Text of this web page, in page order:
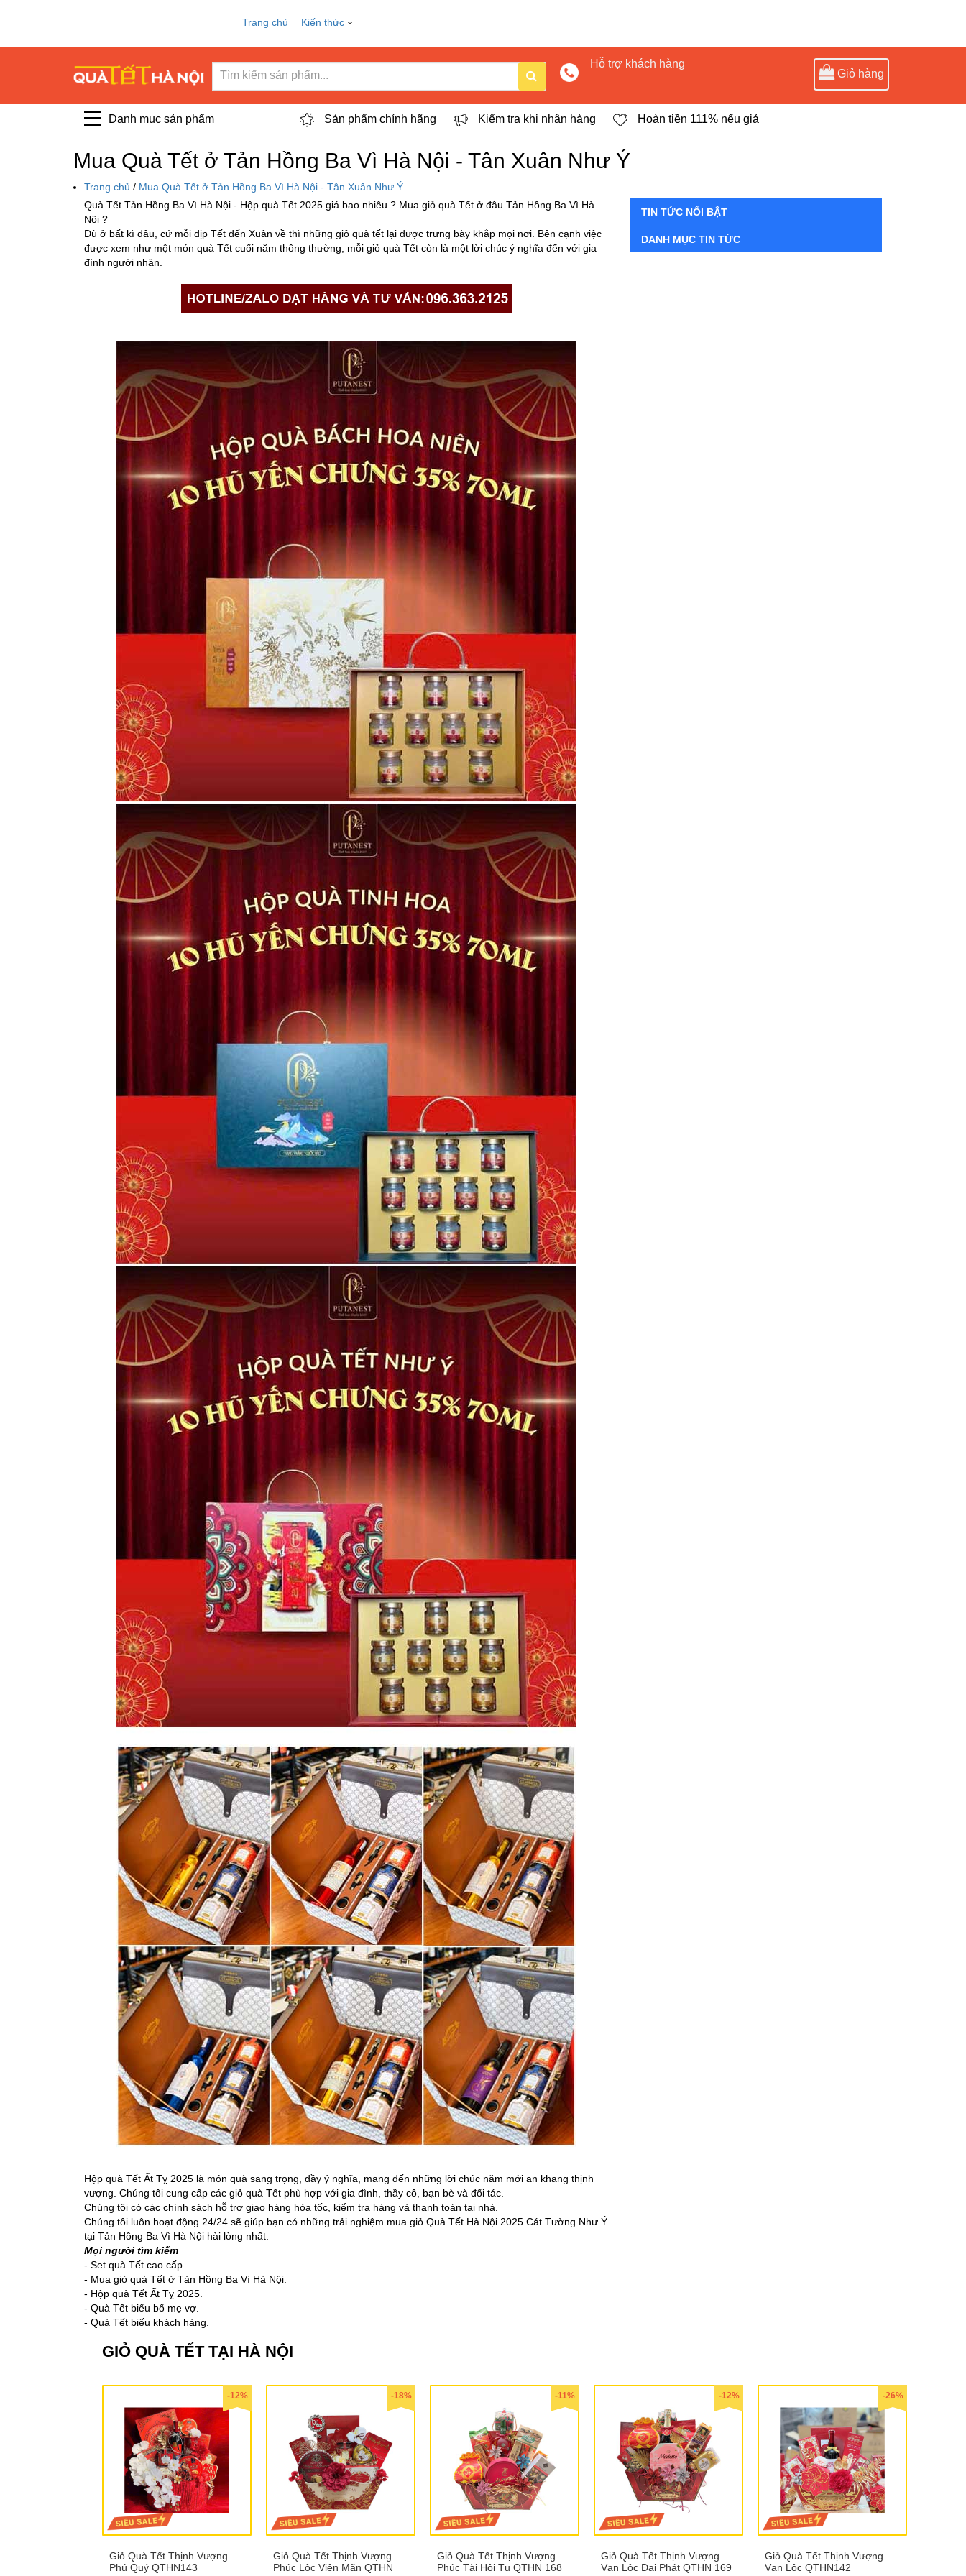
Trang chủ Kiến thức
Hỗ trợ khách hàng
Giỏ hàng
Danh mục sản phẩm Sản phẩm chính hãng Kiểm tra khi nhận hàng Hoàn tiền 111% nếu giả
Mua Quà Tết ở Tản Hồng Ba Vì Hà Nội - Tân Xuân Như Ý
Trang chủ / Mua Quà Tết ở Tản Hồng Ba Vì Hà Nội - Tân Xuân Như Ý
Quà Tết Tản Hồng Ba Vì Hà Nội - Hộp quà Tết 2025 giá bao nhiêu ? Mua giỏ quà Tết ở đâu Tản Hồng Ba Vì Hà
Nội ?
Dù ở bất kì đâu, cứ mỗi dịp Tết đến Xuân về thì những giỏ quà tết lại được trưng bày khắp mọi nơi. Bên cạnh việc
được xem như một món quà Tết cuối năm thông thường, mỗi giỏ quà Tết còn là một lời chúc ý nghĩa đến với gia
đình người nhận.
Hộp quà Tết Ất Tỵ 2025 là món quà sang trọng, đầy ý nghĩa, mang đến những lời chúc năm mới an khang thịnh
vượng. Chúng tôi cung cấp các giỏ quà Tết phù hợp với gia đình, thầy cô, bạn bè và đối tác.
Chúng tôi có các chính sách hỗ trợ giao hàng hỏa tốc, kiểm tra hàng và thanh toán tại nhà.
Chúng tôi luôn hoạt động 24/24 sẽ giúp bạn có những trải nghiệm mua giỏ Quà Tết Hà Nội 2025 Cát Tường Như Ý
tại Tản Hồng Ba Vì Hà Nội hài lòng nhất.
Mọi người tìm kiếm
- Set quà Tết cao cấp.
- Mua giỏ quà Tết ở Tản Hồng Ba Vì Hà Nội.
- Hộp quà Tết Ất Tỵ 2025.
- Quà Tết biếu bố mẹ vợ.
- Quà Tết biếu khách hàng.
GIỎ QUÀ TẾT TẠI HÀ NỘI
-12%
Giỏ Quà Tết Thịnh Vượng
Phú Quý QTHN143
-18%
Giỏ Quà Tết Thịnh Vượng
Phúc Lộc Viên Mãn QTHN
-11%
Giỏ Quà Tết Thịnh Vượng
Phúc Tài Hội Tụ QTHN 168
-12%
Giỏ Quà Tết Thịnh Vượng
Vạn Lộc Đại Phát QTHN 169
-26%
Giỏ Quà Tết Thịnh Vượng
Vạn Lộc QTHN142
TIN TỨC NỔI BẬT
DANH MỤC TIN TỨC